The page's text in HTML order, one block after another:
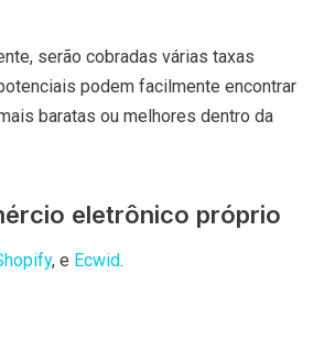
serão cobradas várias taxas
podem facilmente encontrar
baratas ou melhores dentro da
eletrônico próprio
, e Ecwid.